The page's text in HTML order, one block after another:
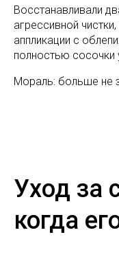
Восстанавливали
агрессивной
аппликации с
полностью сосочки
Мораль: больше не
Уход за
когда